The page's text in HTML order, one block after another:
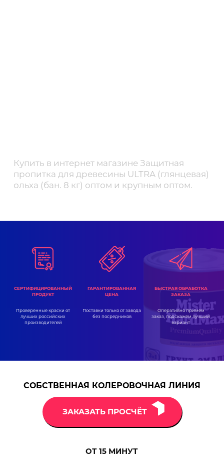
Купить в интернет магазине Защитная
пропитка для древесины ULTRA (глянцевая)
ольха (бан. 8 кг) оптом и крупным оптом.
СЕРТИФИЦИРОВАННЫЙ
ПРОДУКТ
Проверенные краски от
лучших российских
производителей
ГАРАНТИРОВАННАЯ
ЦЕНА
Поставки только от завода
без посредников
БЫСТРАЯ ОБРАБОТКА
ЗАКАЗА
Оперативно примем
заказ, подскажем лучший
вариант
СОБСТВЕННАЯ КОЛЕРОВОЧНАЯ ЛИНИЯ
ЗАКАЗАТЬ ПРОСЧЁТ
ОТ 15 МИНУТ